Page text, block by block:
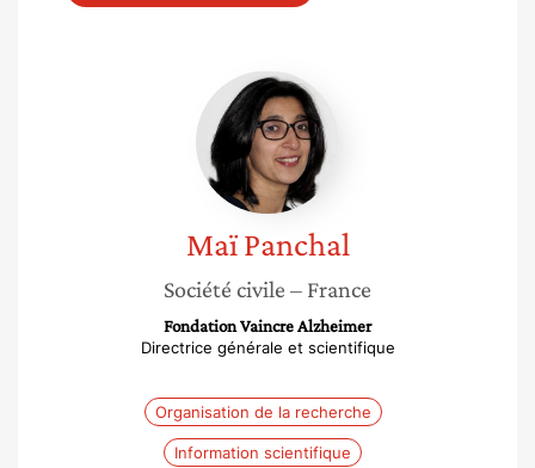
Maï
Panchal
Maï Panchal
Société civile – France
Fondation Vaincre Alzheimer
Directrice générale et scientifique
Organisation de la recherche
Information scientifique